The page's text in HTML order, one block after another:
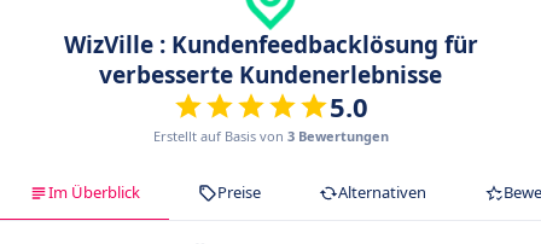
WizVille : Kundenfeedbacklösung für
verbesserte Kundenerlebnisse
5.0
Erstellt auf Basis von 3 Bewertungen
Im Überblick Preise Alternativen